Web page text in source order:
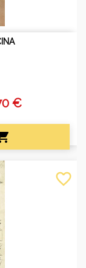
€
favorite_border